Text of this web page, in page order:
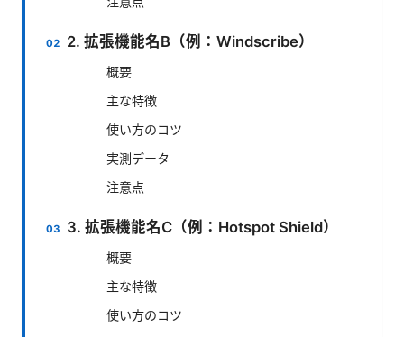
2. 拡張機能名B（例：Windscribe）
概要
主な特徴
使い方のコツ
実測データ
注意点
3. 拡張機能名C（例：Hotspot Shield）
概要
主な特徴
使い方のコツ